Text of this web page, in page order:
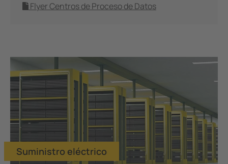
Flyer Centros de Proceso de Datos
Suministro eléctrico